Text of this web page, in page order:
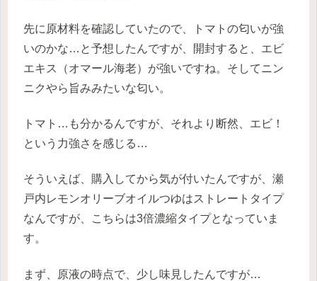
先に原材料を確認していたので、トマトの匂いが強
いのかな…と予想したんですが、開封すると、エビ
エキス（オマール海老）が強いですね。そしてニン
ニクやら旨みみたいな匂い。
トマト…も分かるんですが、それより断然、エビ！
という力強さを感じる…
そういえば、購入してから気が付いたんですが、瀬
戸内レモンオリーブオイルつゆはストレートタイプ
なんですが、こちらは3倍濃縮タイプとなっていま
す。
まず、原液の時点で、少し味見したんですが…